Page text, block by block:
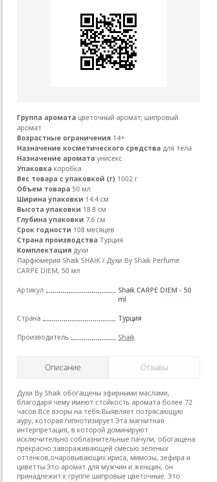
Группа аромата цветочный аромат; шипровый
аромат
Возрастные ограничения 14+
Назначение косметического средства для тела
Назначение аромата унисекс
Упаковка коробка
Вес товара с упаковкой (г) 1002 г
Объем товара 50 мл
Ширина упаковки 14.4 см
Высота упаковки 18.8 см
Глубина упаковки 7.6 см
Срок годности 108 месяцев
Страна производства Турция
Комплектация духи
Парфюмерия Shaik SHAIK / Духи By Shaik Perfume
CARPE DIEM, 50 мл
Артикул
Shaik CARPE DIEM - 50
ml
Страна Турция
Производитель Shaik
Описание Отзывы
Духи By Shaik обогащены эфирными маслами,
благодаря чему имеют стойкость аромата более 72
часов.Все взоры на тебя.Выявляет потрясающую
ауру, которая гипнотизирует.Эта магнитная
интерпретация, в которой доминируют
исключительно соблазнительные пачули, обогащена
прекрасно завораживающей смесью зеленых
оттенков,очаровывающих ириса, мимозы, зефира и
циветты.Это аромат для мужчин и женщин, он
принадлежит к группе шипровые цветочные. Это